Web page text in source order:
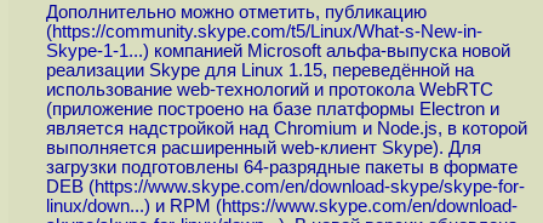
Дополнительно можно отметить, публикацию
(https://community.skype.com/t5/Linux/What-s-New-in-
Skype-1-1...) компанией Microsoft альфа-выпуска новой
реализации Skype для Linux 1.15, переведённой на
использование web-технологий и протокола WebRTC
(приложение построено на базе платформы Electron и
является надстройкой над Chromium и Node.js, в которой
выполняется расширенный web-клиент Skype). Для
загрузки подготовлены 64-разрядные пакеты в формате
DEB (https://www.skype.com/en/download-skype/skype-for-
linux/down...) и RPM (https://www.skype.com/en/download-